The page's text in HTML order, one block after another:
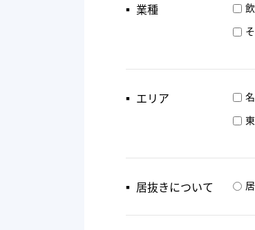
▪︎ 業種
▪︎ エリア
▪︎ 居抜きについて